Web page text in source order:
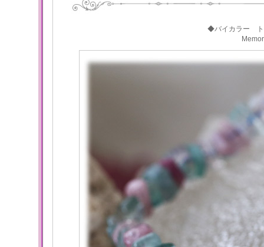
◆バイカラー ト